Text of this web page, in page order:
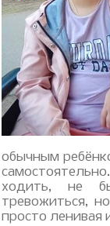
обычным
ходить, не
тревожиться,
просто ленивая